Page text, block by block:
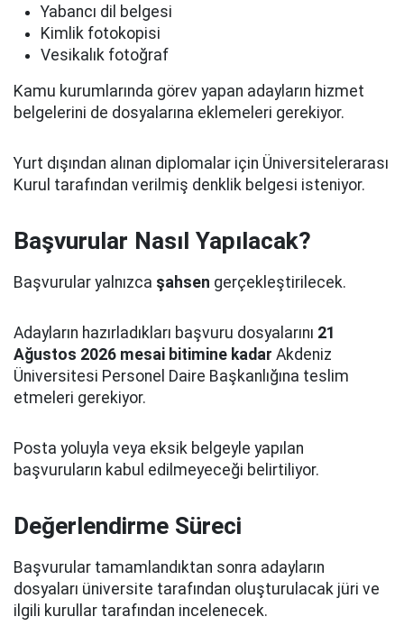
Yabancı dil belgesi
Kimlik fotokopisi
Vesikalık fotoğraf
Kamu kurumlarında görev yapan adayların hizmet
belgelerini de dosyalarına eklemeleri gerekiyor.
Yurt dışından alınan diplomalar için Üniversitelerarası
Kurul tarafından verilmiş denklik belgesi isteniyor.
Başvurular Nasıl Yapılacak?
Başvurular yalnızca şahsen gerçekleştirilecek.
Adayların hazırladıkları başvuru dosyalarını 21
Ağustos 2026 mesai bitimine kadar Akdeniz
Üniversitesi Personel Daire Başkanlığına teslim
etmeleri gerekiyor.
Posta yoluyla veya eksik belgeyle yapılan
başvuruların kabul edilmeyeceği belirtiliyor.
Değerlendirme Süreci
Başvurular tamamlandıktan sonra adayların
dosyaları üniversite tarafından oluşturulacak jüri ve
ilgili kurullar tarafından incelenecek.